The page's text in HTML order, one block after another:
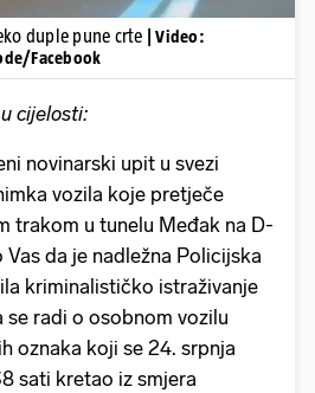
duple pune crte
| Video:
Facebook
cijelosti:
novinarski upit u svezi
vozila koje pretječe
trakom u tunelu Međak na D-
da je nadležna Policijska
kriminalističko istraživanje
se radi o osobnom vozilu
oznaka koji se 24. srpnja
sati kretao iz smjera